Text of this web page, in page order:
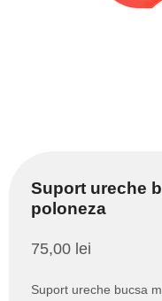
Suport ureche
poloneza
75,00 lei
Suport ureche bucsa